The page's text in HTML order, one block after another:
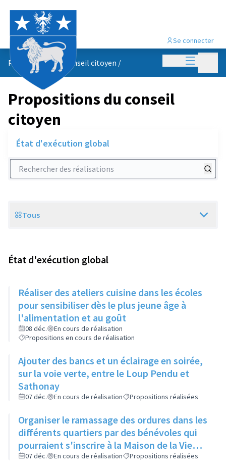
Menu
Se connecter
Propositions du conseil citoyen /
Propositions du conseil
citoyen
État d'exécution global
Rechercher des réalisations
Scope
Tous
État d'exécution global
Réaliser des ateliers cuisine dans les écoles
pour sensibiliser dès le plus jeune âge à
l'alimentation et au goût
08 déc.
En cours de réalisation
Propositions en cours de réalisation
Ajouter des bancs et un éclairage en soirée,
sur la voie verte, entre le Loup Pendu et
Sathonay
07 déc. En cours de réalisation Propositions réalisées
Organiser le ramassage des ordures dans les
différents quartiers par des bénévoles qui
pourraient s'inscrire à la Maison de la Vie
Locale
07 déc. En cours de réalisation Propositions réalisées